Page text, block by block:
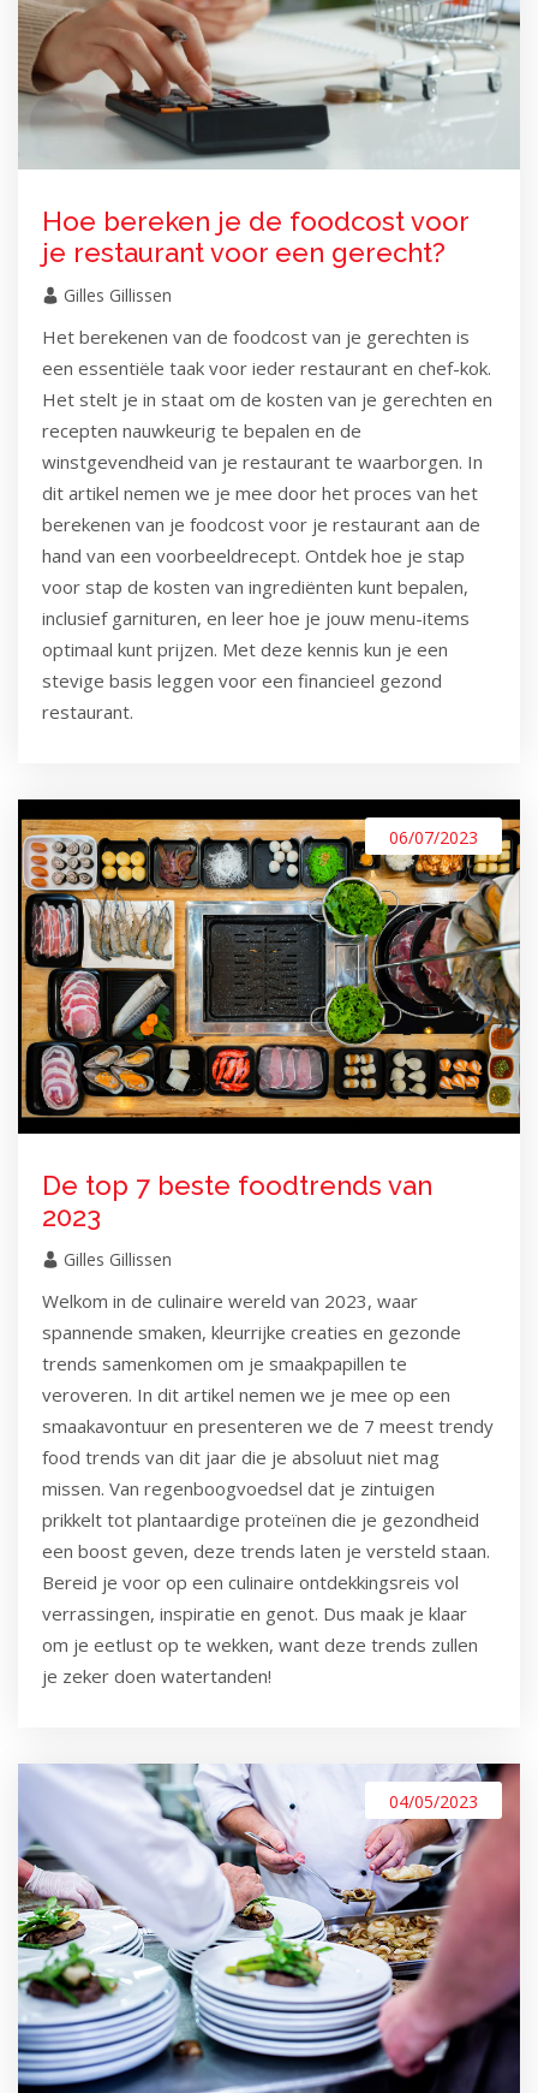
Hoe bereken je de foodcost voor
je restaurant voor een gerecht?
Gilles Gillissen
Het berekenen van de foodcost van je gerechten is
een essentiële taak voor ieder restaurant en chef-kok.
Het stelt je in staat om de kosten van je gerechten en
recepten nauwkeurig te bepalen en de
winstgevendheid van je restaurant te waarborgen. In
dit artikel nemen we je mee door het proces van het
berekenen van je foodcost voor je restaurant aan de
hand van een voorbeeldrecept. Ontdek hoe je stap
voor stap de kosten van ingrediënten kunt bepalen,
inclusief garnituren, en leer hoe je jouw menu-items
optimaal kunt prijzen. Met deze kennis kun je een
stevige basis leggen voor een financieel gezond
restaurant.
06/07/2023
De top 7 beste foodtrends van
2023
Gilles Gillissen
Welkom in de culinaire wereld van 2023, waar
spannende smaken, kleurrijke creaties en gezonde
trends samenkomen om je smaakpapillen te
veroveren. In dit artikel nemen we je mee op een
smaakavontuur en presenteren we de 7 meest trendy
food trends van dit jaar die je absoluut niet mag
missen. Van regenboogvoedsel dat je zintuigen
prikkelt tot plantaardige proteïnen die je gezondheid
een boost geven, deze trends laten je versteld staan.
Bereid je voor op een culinaire ontdekkingsreis vol
verrassingen, inspiratie en genot. Dus maak je klaar
om je eetlust op te wekken, want deze trends zullen
je zeker doen watertanden!
04/05/2023